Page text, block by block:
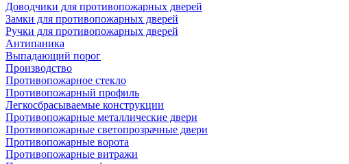
Доводчики для противопожарных дверей
Замки для противопожарных дверей
Ручки для противопожарных дверей
Антипаника
Выпадающий порог
Производство
Противопожарное стекло
Противопожарный профиль
Легкосбрасываемые конструкции
Противопожарные металлические двери
Противопожарные светопрозрачные двери
Противопожарные ворота
Противопожарные витражи